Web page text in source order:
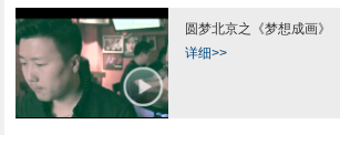
圆梦北京之《梦想成画》
详细>>